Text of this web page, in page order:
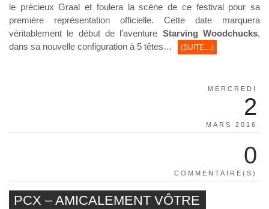
le précieux Graal et foulera la scène de ce festival pour sa
première représentation officielle. Cette date marquera
véritablement le début de l’aventure Starving Woodchucks,
dans sa nouvelle configuration à 5 têtes…
(SUITE…)
MERCREDI
2
MARS 2016
0
COMMENTAIRE(S)
PCX – AMICALEMENT VÔTRE